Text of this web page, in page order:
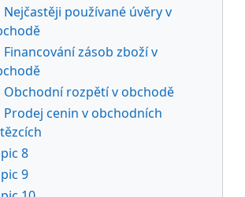
Nejčastěji používané úvěry v
Financování zásob zboží v
Obchodní rozpětí v obchodě
Prodej cenin v obchodních
8
9